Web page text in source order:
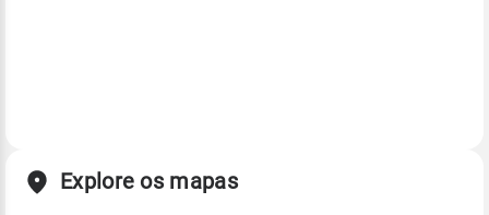
Explore os mapas